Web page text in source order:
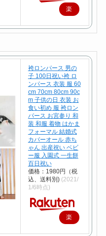
楽
袴ロンパース 男の
子 100日祝い袴 ロ
ンパース 衣装 服 60
cm 70cm 80cm 90c
m 子供の日 衣装 お
食い初め 服 袴ロン
パース お宮参り 和
装 和服 着物 はかま
フォーマル 結婚式
カバーオール 赤ち
ゃん 出産祝い ベビ
ー服 入園式 一生餅
百日祝い
価格：1980円（税
込、送料別) (2021/
1/6時点)
楽